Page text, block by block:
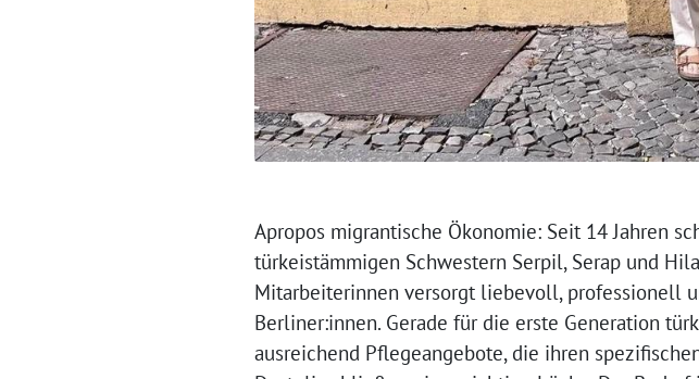
⁨⁨Apropos migrantische Ökonomie: Seit 14 Jahren
türkeistämmigen Schwestern Serpil, Serap und
Mitarbeiterinnen versorgt liebevoll, professionell
Berliner:innen. Gerade für die erste Generation
ausreichend Pflegeangebote, die ihren